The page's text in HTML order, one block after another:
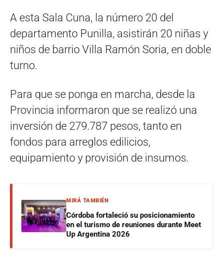
A esta Sala Cuna, la número 20 del
departamento Punilla, asistirán 20 niñas y
niños de barrio Villa Ramón Soria, en doble
turno.
Para que se ponga en marcha, desde la
Provincia informaron que se realizó una
inversión de 279.787 pesos, tanto en
fondos para arreglos edilicios,
equipamiento y provisión de insumos.
MIRÁ TAMBIÉN
Córdoba fortaleció su posicionamiento
en el turismo de reuniones durante Meet
Up Argentina 2026